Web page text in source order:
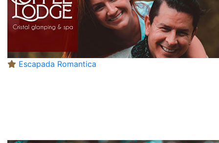
Escapada Romantica